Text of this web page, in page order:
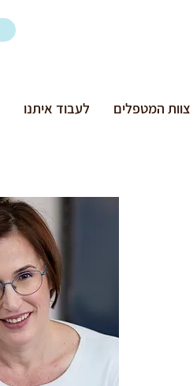
צוות המטפלים לעבוד איתנו